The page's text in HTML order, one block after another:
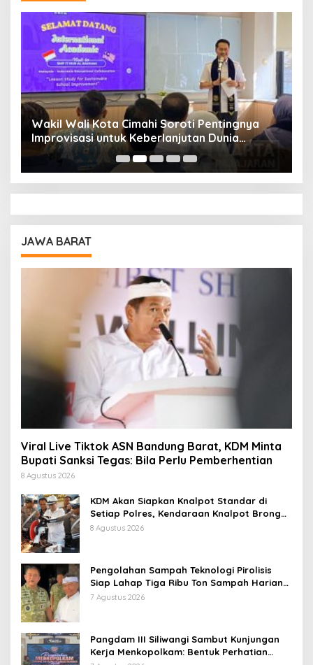
Wakil Wali Kota Cimahi Soroti Pentingnya
Improvisasi untuk Keberlanjutan Dunia
Pendidikan
JAWA BARAT
Viral Live Tiktok ASN Bandung Barat, KDM Minta
Bupati Sanksi Tegas: Bila Perlu Pemberhentian
8 Agustus 2026
KDM Akan Siapkan Knalpot Standar di
Setiap Polres, Kendaraan Knalpot Brong
Tertangkap Langsung Ganti
8 Agustus 2026
Pengolahan Sampah Teknologi Pirolisis
Siap Lahap Tiga Ribu Ton Sampah Harian
Jawa Barat
7 Agustus 2026
Pangdam III Siliwangi Sambut Kunjungan
Kerja Menkopolkam: Bentuk Perhatian